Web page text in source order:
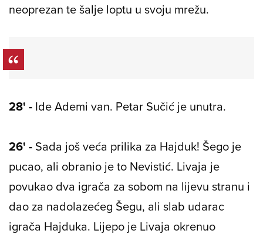
neoprezan te šalje loptu u svoju mrežu.
28' - Ide Ademi van. Petar Sučić je unutra.
26' - Sada još veća prilika za Hajduk! Šego je
pucao, ali obranio je to Nevistić. Livaja je
povukao dva igrača za sobom na lijevu stranu i
dao za nadolazećeg Šegu, ali slab udarac
igrača Hajduka. Lijepo je Livaja okrenuo